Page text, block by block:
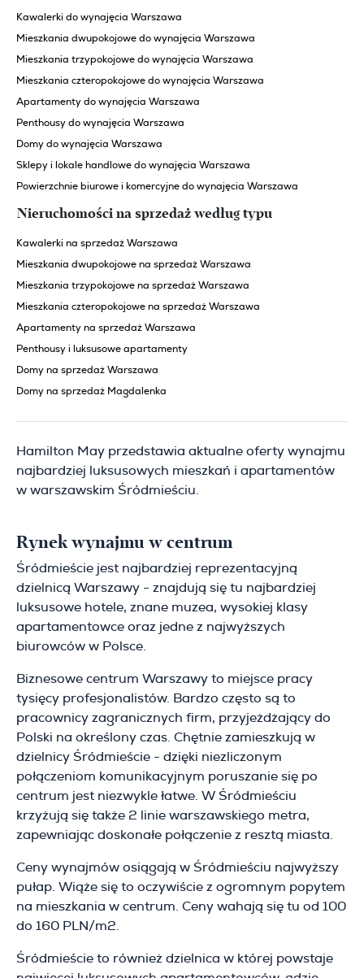
Kawalerki do wynajęcia Warszawa
Mieszkania dwupokojowe do wynajęcia Warszawa
Mieszkania trzypokojowe do wynajęcia Warszawa
Mieszkania czteropokojowe do wynajęcia Warszawa
Apartamenty do wynajęcia Warszawa
Penthousy do wynajęcia Warszawa
Domy do wynajęcia Warszawa
Sklepy i lokale handlowe do wynajęcia Warszawa
Powierzchnie biurowe i komercyjne do wynajęcia Warszawa
Nieruchomości na sprzedaż według typu
Kawalerki na sprzedaż Warszawa
Mieszkania dwupokojowe na sprzedaż Warszawa
Mieszkania trzypokojowe na sprzedaż Warszawa
Mieszkania czteropokojowe na sprzedaż Warszawa
Apartamenty na sprzedaż Warszawa
Penthousy i luksusowe apartamenty
Domy na sprzedaż Warszawa
Domy na sprzedaż Magdalenka
Hamilton May przedstawia aktualne oferty wynajmu
najbardziej luksusowych mieszkań i apartamentów
w warszawskim Śródmieściu.
Rynek wynajmu w centrum
Śródmieście jest najbardziej reprezentacyjną
dzielnicą Warszawy - znajdują się tu najbardziej
luksusowe hotele, znane muzea, wysokiej klasy
apartamentowce oraz jedne z najwyższych
biurowców w Polsce.
Biznesowe centrum Warszawy to miejsce pracy
tysięcy profesjonalistów. Bardzo często są to
pracownicy zagranicznych firm, przyjeżdżający do
Polski na określony czas. Chętnie zamieszkują w
dzielnicy Śródmieście - dzięki niezliczonym
połączeniom komunikacyjnym poruszanie się po
centrum jest niezwykle łatwe. W Śródmieściu
krzyżują się także 2 linie warszawskiego metra,
zapewniając doskonałe połączenie z resztą miasta.
Ceny wynajmów osiągają w Śródmieściu najwyższy
pułap. Wiąże się to oczywiście z ogromnym popytem
na mieszkania w centrum. Ceny wahają się tu od 100
do 160 PLN/m2.
Śródmieście to również dzielnica w której powstaje